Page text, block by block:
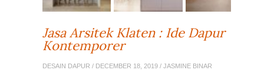
Jasa Arsitek Klaten : Ide Dapur
Kontemporer
DESAIN DAPUR / DECEMBER 18, 2019 / JASMINE BINAR